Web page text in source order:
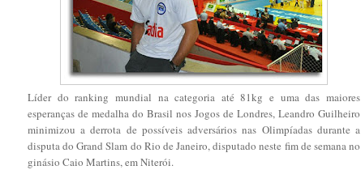
Líder do ranking mundial na categoria até 81kg e uma das maiores
esperanças de medalha do Brasil nos Jogos de Londres, Leandro Guilheiro
minimizou a derrota de possíveis adversários nas Olimpíadas durante a
disputa do Grand Slam do Rio de Janeiro, disputado neste fim de semana no
ginásio Caio Martins, em Niterói.